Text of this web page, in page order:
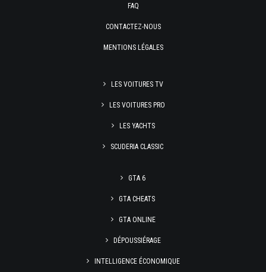
FAQ
CONTACTEZ-NOUS
MENTIONS LÉGALES
LES VOITURES TV
LES VOITURES PRO
LES YACHTS
SCUDERIA CLASSIC
GTA 6
GTA CHEATS
GTA ONLINE
DÉPOUSSIÉRAGE
INTELLIGENCE ÉCONOMIQUE